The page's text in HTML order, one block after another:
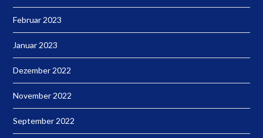
Februar 2023
Januar 2023
Dezember 2022
November 2022
September 2022